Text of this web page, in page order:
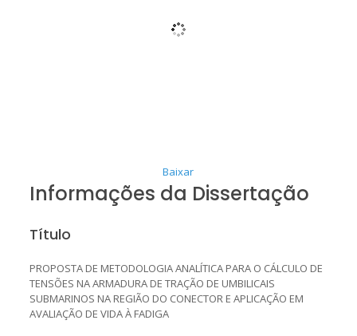
Baixar
Informações da Dissertação
Título
PROPOSTA DE METODOLOGIA ANALÍTICA PARA O CÁLCULO DE
TENSÕES NA ARMADURA DE TRAÇÃO DE UMBILICAIS
SUBMARINOS NA REGIÃO DO CONECTOR E APLICAÇÃO EM
AVALIAÇÃO DE VIDA À FADIGA